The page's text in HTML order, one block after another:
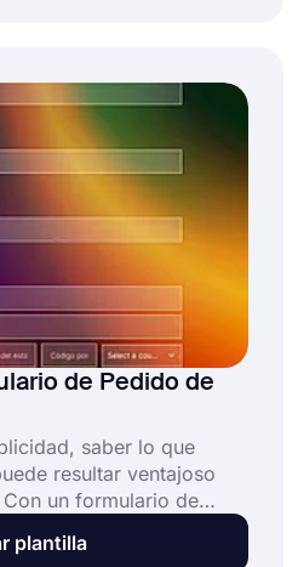
e informarles
de Pedido de
saber lo que
resultar ventajoso
un formulario de
recopilar
de publicidad que han
plantilla